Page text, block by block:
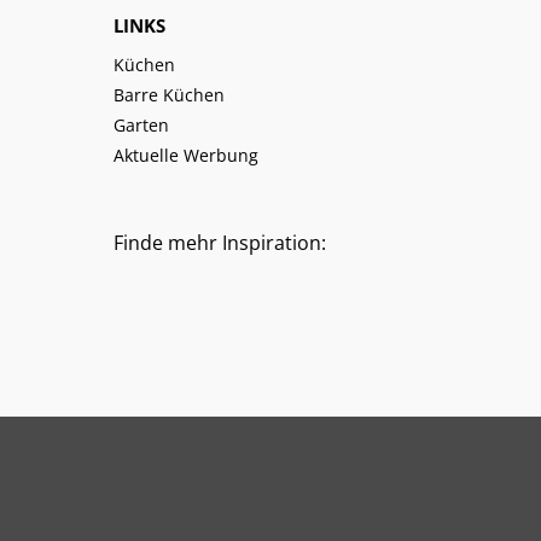
LINKS
Küchen
Barre Küchen
Garten
Aktuelle Werbung
Finde mehr Inspiration: